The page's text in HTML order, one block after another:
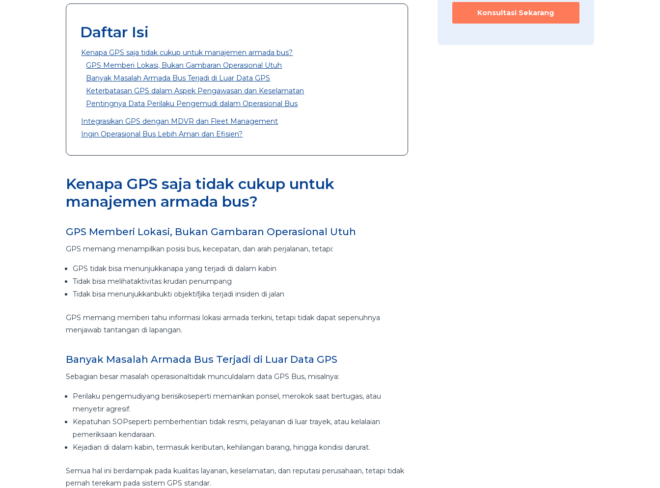
Daftar Isi
Kenapa GPS saja tidak cukup untuk manajemen armada bus?
GPS Memberi Lokasi, Bukan Gambaran Operasional Utuh
Banyak Masalah Armada Bus Terjadi di Luar Data GPS
Keterbatasan GPS dalam Aspek Pengawasan dan Keselamatan
Pentingnya Data Perilaku Pengemudi dalam Operasional Bus
Integrasikan GPS dengan MDVR dan Fleet Management
Ingin Operasional Bus Lebih Aman dan Efisien?
Kenapa GPS saja tidak cukup untuk
manajemen armada bus?
GPS Memberi Lokasi, Bukan Gambaran Operasional Utuh
GPS memang menampilkan posisi bus, kecepatan, dan arah perjalanan, tetapi:
GPS tidak bisa menunjukkanapa yang terjadi di dalam kabin
Tidak bisa melihataktivitas krudan penumpang
Tidak bisa menunjukkanbukti objektifjika terjadi insiden di jalan
GPS memang memberi tahu informasi lokasi armada terkini, tetapi tidak dapat sepenuhnya
menjawab tantangan di lapangan.
Banyak Masalah Armada Bus Terjadi di Luar Data GPS
Sebagian besar masalah operasionaltidak munculdalam data GPS Bus, misalnya:
Perilaku pengemudiyang berisikoseperti memainkan ponsel, merokok saat bertugas, atau
menyetir agresif.
Kepatuhan SOPseperti pemberhentian tidak resmi, pelayanan di luar trayek, atau kelalaian
pemeriksaan kendaraan.
Kejadian di dalam kabin, termasuk keributan, kehilangan barang, hingga kondisi darurat.
Semua hal ini berdampak pada kualitas layanan, keselamatan, dan reputasi perusahaan, tetapi tidak
pernah terekam pada sistem GPS standar.
Konsultasi Sekarang